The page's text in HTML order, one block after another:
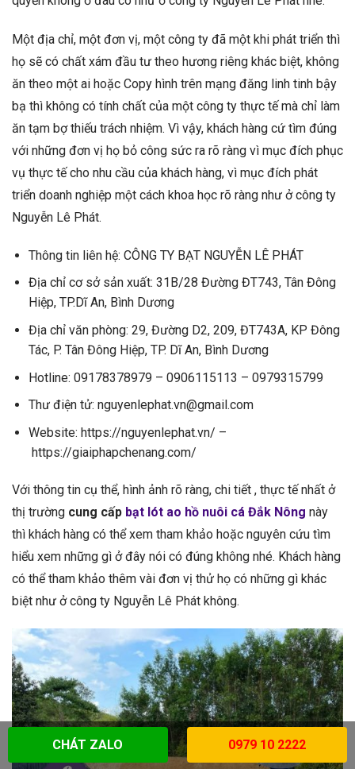
Một địa chỉ, một đơn vị, một công ty đã một khi phát triển thì
họ sẽ có chất xám đầu tư theo hương riêng khác biệt, không
ăn theo một ai hoặc Copy hình trên mạng đăng linh tinh bậy
bạ thì không có tính chất của một công ty thực tế mà chỉ làm
ăn tạm bợ thiếu trách nhiệm. Vì vậy, khách hàng cứ tìm đúng
với những đơn vị họ bỏ công sức ra rõ ràng vì mục đích phục
vụ thực tế cho nhu cầu của khách hàng, vì mục đích phát
triển doanh nghiệp một cách khoa học rõ ràng như ở công ty
Nguyễn Lê Phát.
Thông tin liên hệ: CÔNG TY BẠT NGUYỄN LÊ PHÁT
Địa chỉ cơ sở sản xuất: 31B/28 Đường ĐT743, Tân Đông
Hiệp, TP.Dĩ An, Bình Dương
Địa chỉ văn phòng: 29, Đường D2, 209, ĐT743A, KP Đông
Tác, P. Tân Đông Hiệp, TP. Dĩ An, Bình Dương
Hotline: 09178378979 – 0906115113 – 0979315799
Thư điện tử: nguyenlephat.vn@gmail.com
Website: https://nguyenlephat.vn/ –
https://giaiphapchenang.com/
Với thông tin cụ thể, hình ảnh rõ ràng, chi tiết , thực tế nhất ở
thị trường cung cấp bạt lót ao hồ nuôi cá Đắk Nông này
thì khách hàng có thể xem tham khảo hoặc nguyên cứu tìm
hiểu xem những gì ở đây nói có đúng không nhé. Khách hàng
có thể tham khảo thêm vài đơn vị thử họ có những gì khác
biệt như ở công ty Nguyễn Lê Phát không.
CHÁT ZALO 0979 10 2222